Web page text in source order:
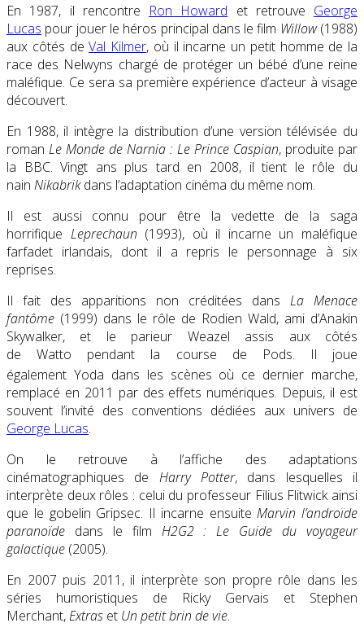
En 1987, il rencontre Ron Howard et retrouve George
Lucas pour jouer le héros principal dans le film Willow(1988)
aux côtés deVal Kilmer, où il incarne un petit homme de la
race des Nelwyns chargé de protéger un bébé d’une reine
maléfique. Ce sera sa première expérience d’acteur à visage
découvert.
En 1988, il intègre la distribution d’une version télévisée du
roman Le Monde de Narnia : Le Prince Caspian, produite par
la BBC. Vingt ans plus tard en 2008, il tient le rôle du
nain Nikabrikdans l’adaptation cinéma du même nom.
Il est aussi connu pour être la vedette de la saga
horrifique Leprechaun (1993), où il incarne un maléfique
farfadet irlandais, dont il a repris le personnage à six
reprises.
Il fait des apparitions non créditées dans La Menace
fantôme (1999) dans le rôle de Rodien Wald, ami d’Anakin
Skywalker, et le parieur Weazel assis aux côtés
de Watto pendant la course de Pods. Il joue
également Yoda dans les scènes où ce dernier marche,
remplacé en 2011 par des effets numériques. Depuis, il est
souvent l’invité des conventions dédiées aux univers de
George Lucas.
On le retrouve à l’affiche des adaptations
cinématographiques de Harry Potter, dans lesquelles il
interprète deux rôles : celui du professeur Filius Flitwick ainsi
que le gobelin Gripsec. Il incarne ensuiteMarvin l’androïde
paranoïde dans le film H2G2 : Le Guide du voyageur
galactique (2005).
En 2007 puis 2011, il interprète son propre rôle dans les
séries humoristiques de Ricky Gervais et Stephen
Merchant,Extras et Un petit brin de vie.